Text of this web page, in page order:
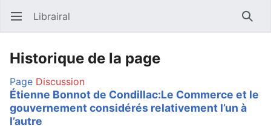
Ouvrir le menu principal Librairal
Historique de la page
Page Discussion
Étienne Bonnot de Condillac:Le Commerce et le
gouvernement considérés relativement l’un à
l’autre